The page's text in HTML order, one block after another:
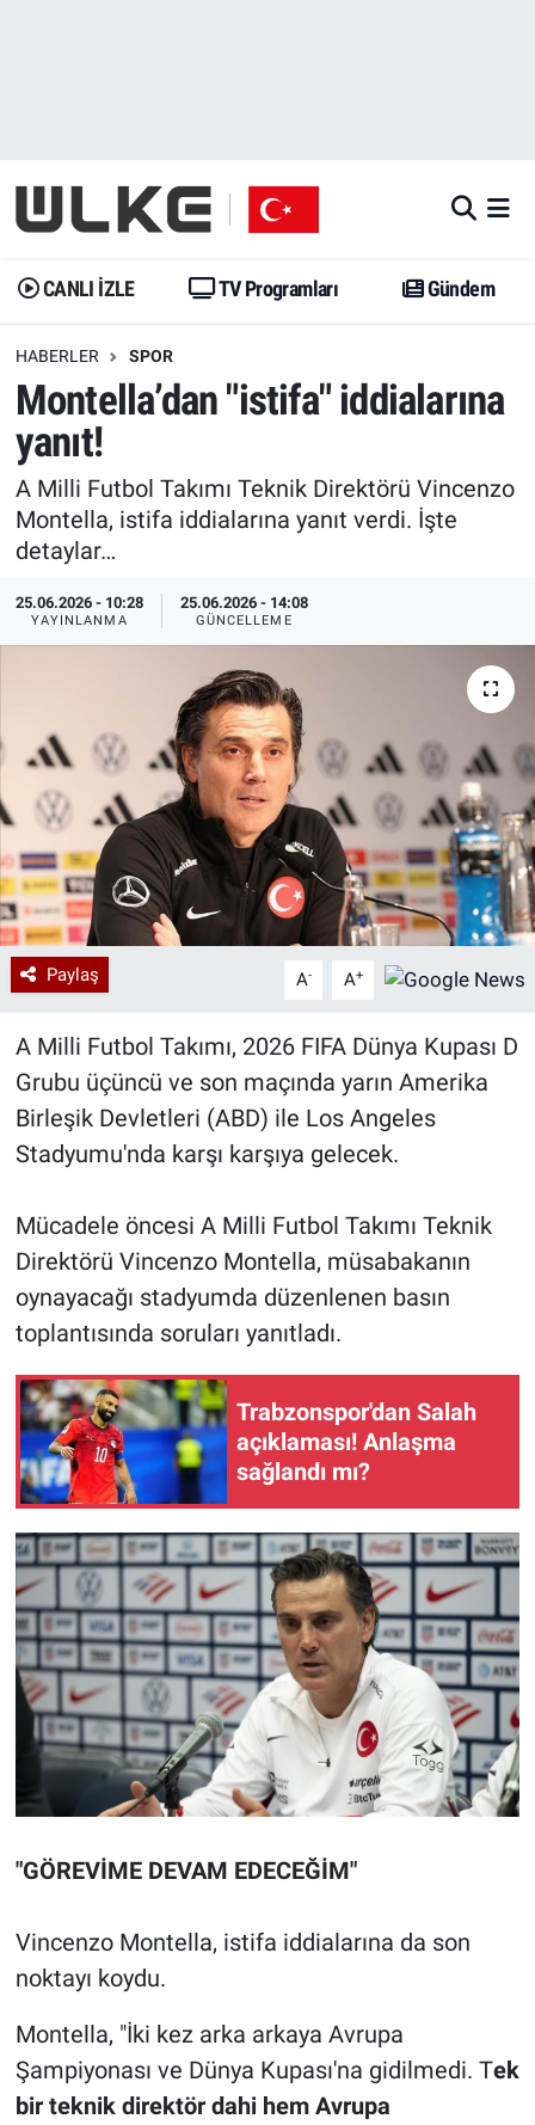
CANLI İZLE TV Programları Gündem
HABERLER SPOR
Montella’dan "istifa" iddialarına
yanıt!
A Milli Futbol Takımı Teknik Direktörü Vincenzo
Montella, istifa iddialarına yanıt verdi. İşte
detaylar…
25.06.2026 - 10:28
YAYINLANMA
25.06.2026 - 14:08
GÜNCELLEME
Paylaş A- A+
A Milli Futbol Takımı, 2026 FIFA Dünya Kupası D
Grubu üçüncü ve son maçında yarın Amerika
Birleşik Devletleri (ABD) ile Los Angeles
Stadyumu'nda karşı karşıya gelecek.
Mücadele öncesi A Milli Futbol Takımı Teknik
Direktörü Vincenzo Montella, müsabakanın
oynayacağı stadyumda düzenlenen basın
toplantısında soruları yanıtladı.
Trabzonspor'dan Salah
açıklaması! Anlaşma
sağlandı mı?
"GÖREVİME DEVAM EDECEĞİM"
Vincenzo Montella, istifa iddialarına da son
noktayı koydu.
Montella, "İki kez arka arkaya Avrupa
Şampiyonası ve Dünya Kupası'na gidilmedi. Tek
bir teknik direktör dahi hem Avrupa
Gündem
Dünya
Erişim Bilgileri
Ekonomi
Trend
Yazarlar
Gündem
Trend
Erişim Bilgileri
Spor
Ekonomi
Medya
Özel Haberler
Kadın
Erişim Bilgileri
Sağlık
Teknoloji
İstanbul Namaz Vakitleri
Trafik Durumu
Erişim Bilgileri
Tüm Manşetler
Son Dakika Haberleri